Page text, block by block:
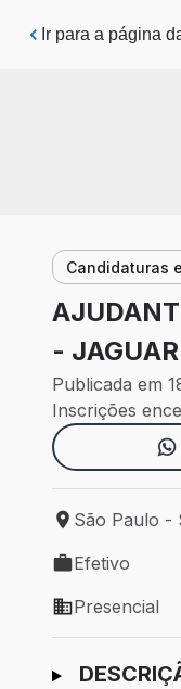
Pular para o
Ir para a página
Candidaturas
-
Publicada em
Inscrições
Local de
São Paulo -
Tipo de vaga:
Efetivo
Modelo de
Presencial
Ir para